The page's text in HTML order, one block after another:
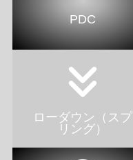
PDC
ローダウン（スプ
リング）